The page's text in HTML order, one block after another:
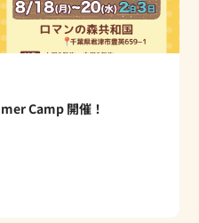
Camp 開催！